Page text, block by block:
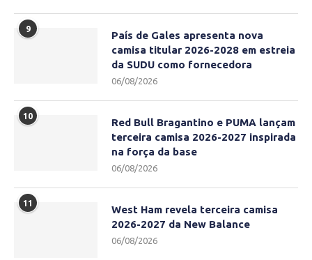
9
País de Gales apresenta nova
camisa titular 2026-2028 em estreia
da SUDU como fornecedora
06/08/2026
10
Red Bull Bragantino e PUMA lançam
terceira camisa 2026-2027 inspirada
na força da base
06/08/2026
11
West Ham revela terceira camisa
2026-2027 da New Balance
06/08/2026